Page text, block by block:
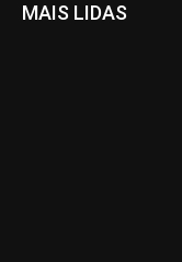
MAIS LIDAS